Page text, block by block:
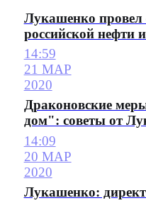
Лукашенко провел
российской нефти
14:59
21 МАР
2020
Драконовские
дом": советы от
14:09
20 МАР
2020
Лукашенко: